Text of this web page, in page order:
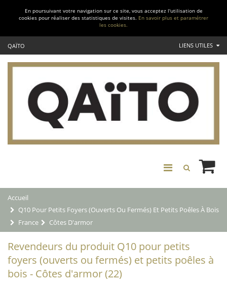
En poursuivant votre navigation sur ce site, vous acceptez l'utilisation de
cookies pour réaliser des statistiques de visites. En savoir plus et paramétrer
les cookies.
QAÏTO LIENS UTILES
Accueil
Q10 Pour Petits Foyers (ouverts Ou Fermés) Et Petits Poêles À Bois
France
Côtes D'armor
Revendeurs du produit Q10 pour petits
foyers (ouverts ou fermés) et petits poêles à
bois - Côtes d'armor (22)